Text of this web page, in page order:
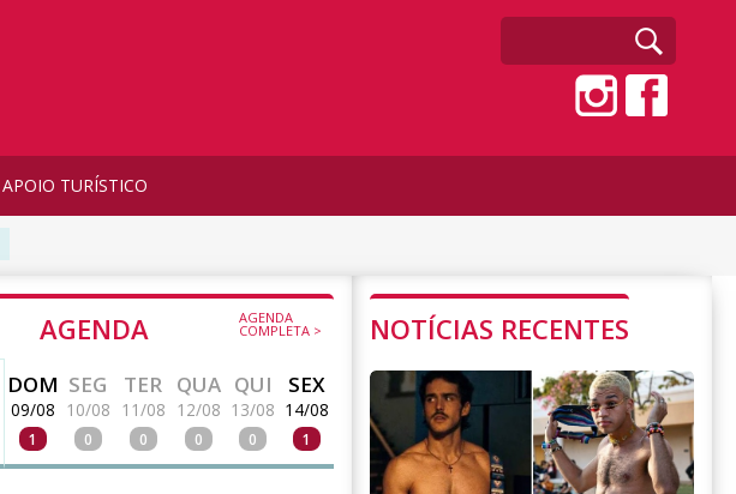
APOIO TURÍSTICO
AGENDA AGENDA
COMPLETA >
DOM
09/08
1
SEG
10/08
0
TER
11/08
0
QUA
12/08
0
QUI
13/08
0
SEX
14/08
1
NOTÍCIAS RECENTES